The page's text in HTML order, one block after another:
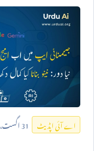
اے آئی اپڈیٹ 31اگست،